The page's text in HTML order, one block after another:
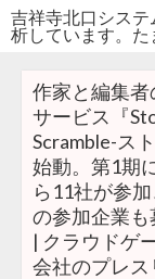
吉祥寺北口シス
析しています。た
作家と編集者
サービス『
Scramble-スト
始動。第1期
ら11社が参
の参加企業
| クラウドゲ
会社のプレス